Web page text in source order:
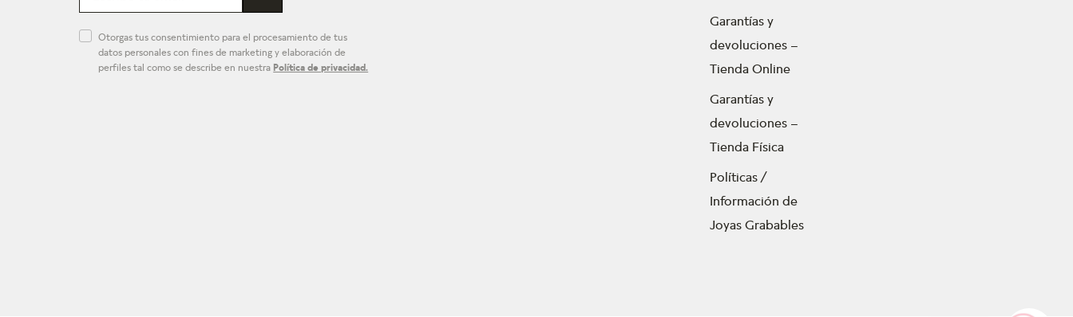
Otorgas tus consentimiento para el procesamiento de tus
datos personales con fines de marketing y elaboración de
perfiles tal como se describe en nuestra Política de privacidad.
Garantías y
devoluciones –
Tienda Online
Garantías y
devoluciones –
Tienda Física
Políticas /
Información de
Joyas Grabables